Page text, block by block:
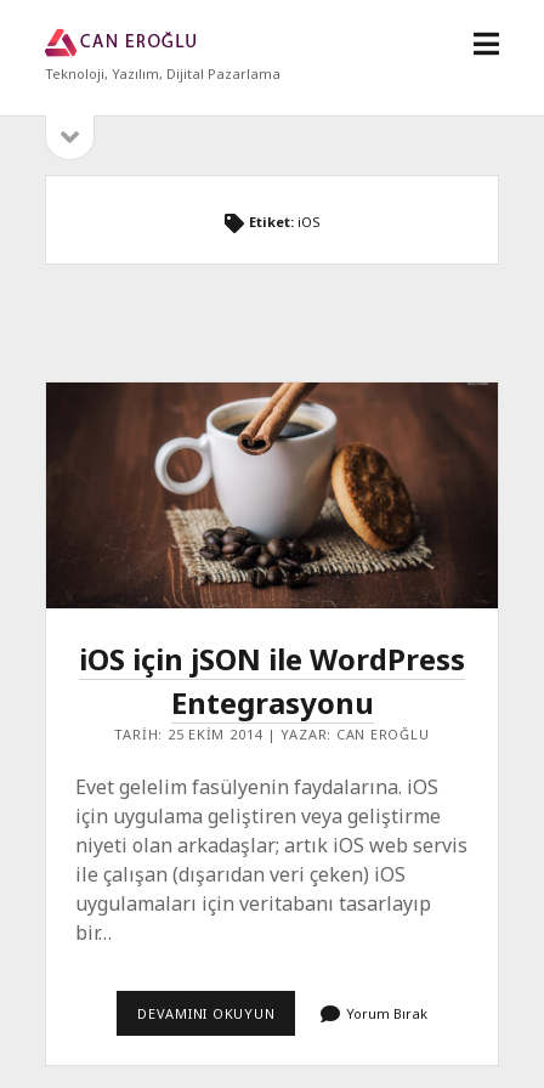
Can
Eroğlu
Teknoloji, Yazılım, Dijital Pazarlama
Sidebarmenüyü
Etiket: iOS
iOS için jSON ile WordPress
Entegrasyonu
TARIH: 25 EKIM 2014 | YAZAR: CAN EROĞLU
Evet gelelim fasülyenin faydalarına. iOS
için uygulama geliştiren veya geliştirme
niyeti olan arkadaşlar; artık iOS web servis
ile çalışan (dışarıdan veri çeken) iOS
uygulamaları için veritabanı tasarlayıp
bir…
DEVAMINI OKUYUN
ILE
Yorum Bırak